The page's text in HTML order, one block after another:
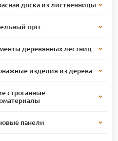
доска из лиственницы
щит
деревянных лестниц
изделия из дерева
строганные
панели